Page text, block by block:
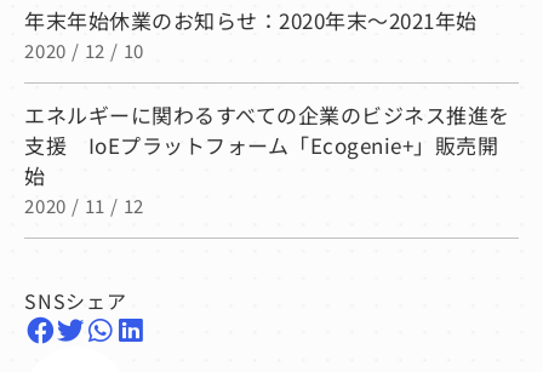
年末年始休業のお知らせ：2020年末〜2021年始
2020 / 12 / 10
エネルギーに関わるすべての企業のビジネス推進を
支援 IoEプラットフォーム「Ecogenie+」販売開
始
2020 / 11 / 12
SNSシェア